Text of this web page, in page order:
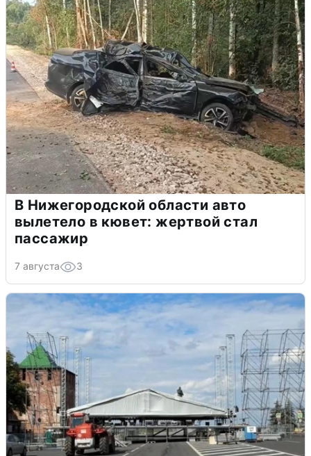
В Нижегородской области авто
вылетело в кювет: жертвой стал
пассажир
7 августа 3